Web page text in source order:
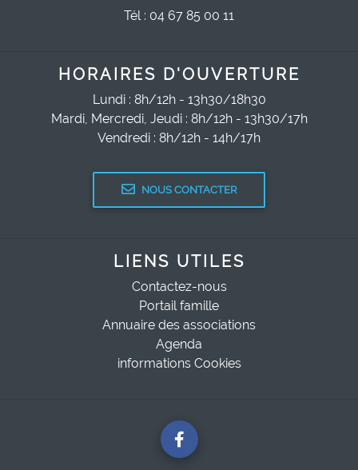
Tél : 04 67 85 00 11
HORAIRES D'OUVERTURE
Lundi : 8h/12h - 13h30/18h30
Mardi, Mercredi, Jeudi : 8h/12h - 13h30/17h
Vendredi : 8h/12h - 14h/17h
NOUS CONTACTER
LIENS UTILES
Contactez-nous
Portail famille
Annuaire des associations
Agenda
informations Cookies